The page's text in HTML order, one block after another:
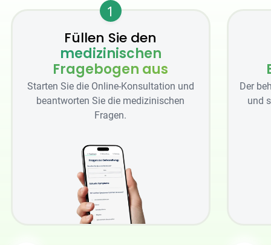
1
Füllen Sie den
medizinischen
Fragebogen aus
Starten Sie die Online-Konsultation und
beantworten Sie die medizinischen
Fragen.
Der
und